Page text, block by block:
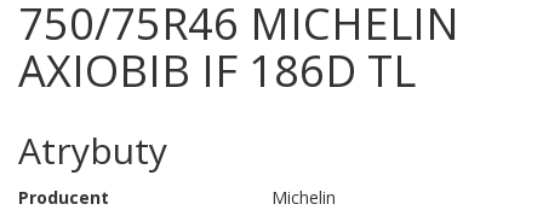
750/75R46 MICHELIN
AXIOBIB IF 186D TL
Atrybuty
Producent
Michelin